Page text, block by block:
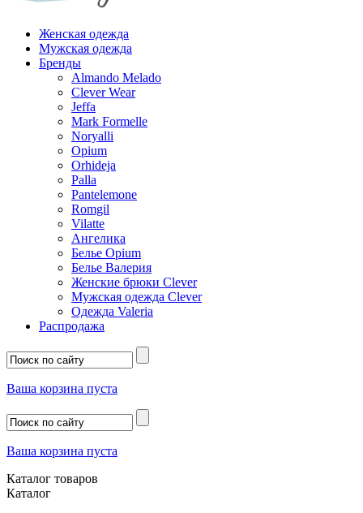
Женская одежда
Мужская одежда
Бренды
Almando Melado
Clever Wear
Jeffa
Mark Formelle
Noryalli
Opium
Orhideja
Palla
Pantelemone
Romgil
Vilatte
Ангелика
Белье Opium
Белье Валерия
Женские брюки Clever
Мужская одежда Clever
Одежда Valeria
Распродажа
Ваша корзина пуста
Ваша корзина пуста
Каталог товаров
Каталог